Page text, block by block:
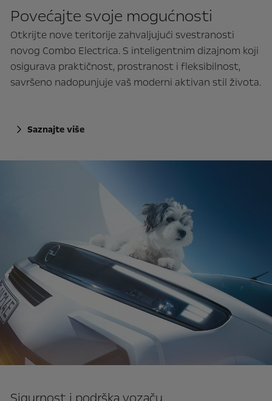
Povećajte svoje mogućnosti
Otkrijte nove teritorije zahvaljujući svestranosti
novog Combo Electrica. S inteligentnim dizajnom koji
osigurava praktičnost, prostranost i fleksibilnost,
savršeno nadopunjuje vaš moderni aktivan stil života.
Saznajte više